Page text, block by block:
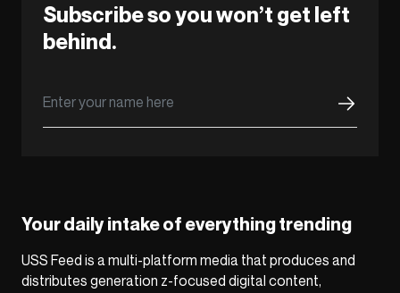
Subscribe so you won’t get left
behind.
Your daily intake of everything trending
USS Feed is a multi-platform media that produces and
distributes generation z-focused digital content,